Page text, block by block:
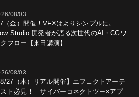
08/03
（金）開催！VFXはよりシンプルに。
Studio 開発者が語る次世代のAI・CGワ
フロー【来日講演】
08/03
8/27（木）リアル開催】エフェクトアーテ
スト必見！ サイバーコネクトツー×アプ